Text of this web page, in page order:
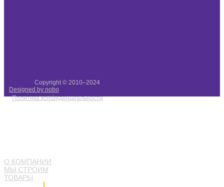
О КОМПАНИИ
МЫ СТРОИМ
ТОВАРЫ
Copyright © 2010–2024
Designed by nobo
Политика конфиденциальности